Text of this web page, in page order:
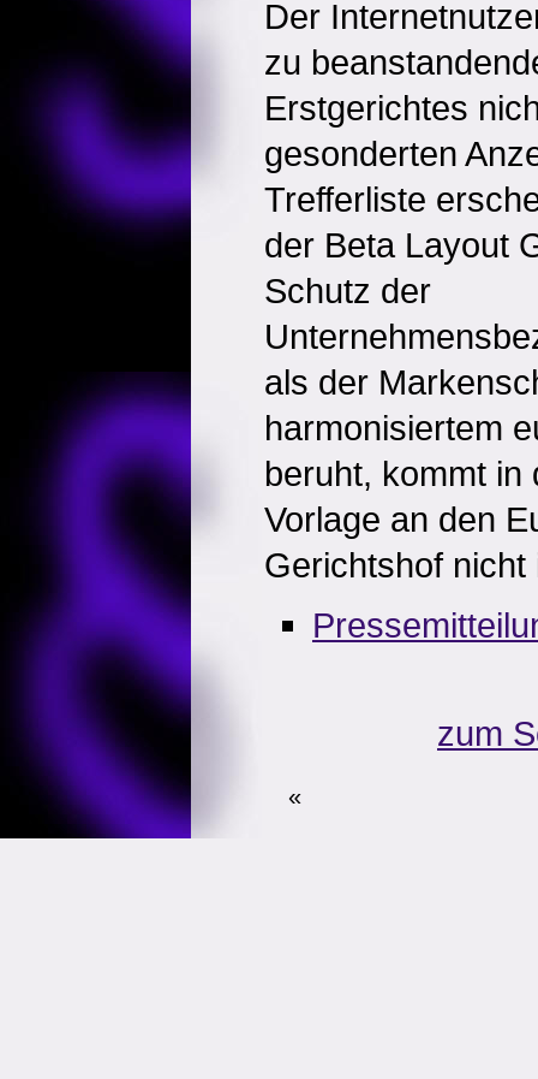
Der
zu
Erstgerichtes
gesonderten
Trefferliste
der Beta Layout
Schutz der
als der
harmonisiertem
beruht, kommt in
Vorlage an den
Gerichtshof nicht
zum
«